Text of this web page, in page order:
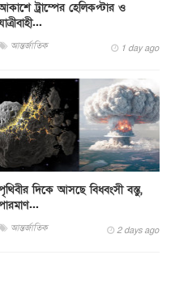
ট্রাম্পের হেলিকপ্টার ও
আন্তর্জাতিক 1 day ago
দিকে আসছে বিধ্বংসী বস্তু,
আন্তর্জাতিক 2 days ago